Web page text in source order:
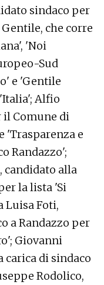
sindaco per
che corre
'Noi
Sud
e 'Gentile
Alfio
il Comune di
'Trasparenza e
Randazzo';
candidato alla
la lista 'Si
Luisa Foti,
a Randazzo per
Giovanni
carica di sindaco
Rodolico,